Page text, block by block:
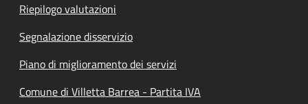
Riepilogo valutazioni
Segnalazione disservizio
Piano di miglioramento dei servizi
Comune di Villetta Barrea - Partita IVA